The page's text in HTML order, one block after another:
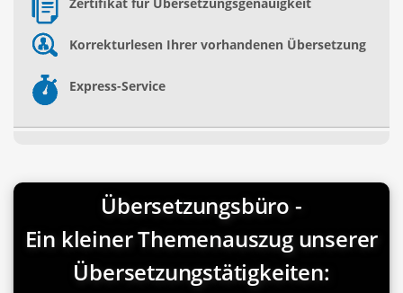
Korrekturlesen Ihrer vorhandenen Übersetzung
Express-Service
Übersetzungsbüro -
Ein kleiner Themenauszug unserer
Übersetzungstätigkeiten: